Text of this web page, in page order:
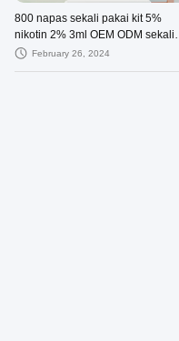
800 napas sekali pakai kit 5%
nikotin 2% 3ml OEM ODM sekali
pakai e-rokok
February 26, 2024